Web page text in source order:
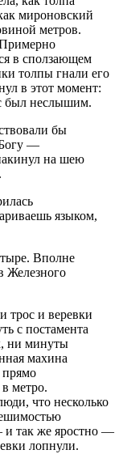
мироновский
метров.
Примерно
в сползающем
толпы гнали его
в этот момент:
был неслышим.
бы
—
на шею
языком,
Вполне
Железного
трос и веревки
с постамента
ни минуты
махина
метро.
что несколько
так же яростно —
лопнули.